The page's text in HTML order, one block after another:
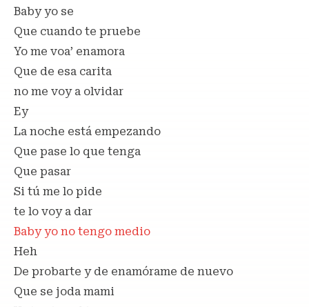
Baby yo se
Que cuando te pruebe
Yo me voa’ enamora
Que de esa carita
no me voy a olvidar
Ey
La noche está empezando
Que pase lo que tenga
Que pasar
Si tú me lo pide
te lo voy a dar
Baby yo no tengo medio
Heh
De probarte y de enamórame de nuevo
Que se joda mami